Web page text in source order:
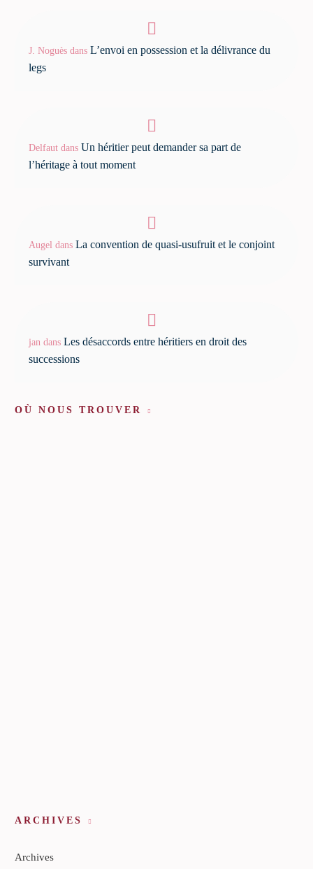
J. Noguès dans L’envoi en possession et la délivrance du
legs
Delfaut dans Un héritier peut demander sa part de
l’héritage à tout moment
Augel dans La convention de quasi-usufruit et le conjoint
survivant
jan dans Les désaccords entre héritiers en droit des
successions
OÙ NOUS TROUVER
ARCHIVES
Archives